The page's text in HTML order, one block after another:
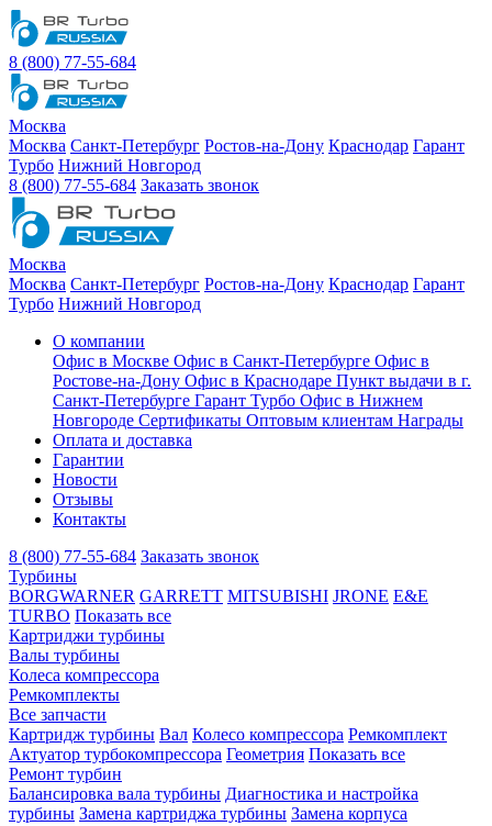
8 (800) 77-55-684
Москва
Москва Санкт-Петербург Ростов-на-Дону Краснодар Гарант
Турбо Нижний Новгород
8 (800) 77-55-684 Заказать звонок
Москва
Москва Санкт-Петербург Ростов-на-Дону Краснодар Гарант
Турбо Нижний Новгород
О компании
Офис в Москве Офис в Санкт-Петербурге Офис в
Ростове-на-Дону Офис в Краснодаре Пункт выдачи в г.
Санкт-Петербурге Гарант Турбо Офис в Нижнем
Новгороде Сертификаты Оптовым клиентам Награды
Оплата и доставка
Гарантии
Новости
Отзывы
Контакты
8 (800) 77-55-684 Заказать звонок
Турбины
BORGWARNER GARRETT MITSUBISHI JRONE E&E
TURBO Показать все
Картриджи турбины
Валы турбины
Колеса компрессора
Ремкомплекты
Все запчасти
Картридж турбины Вал Колесо компрессора Ремкомплект
Актуатор турбокомпрессора Геометрия Показать все
Ремонт турбин
Балансировка вала турбины Диагностика и настройка
турбины Замена картриджа турбины Замена корпуса